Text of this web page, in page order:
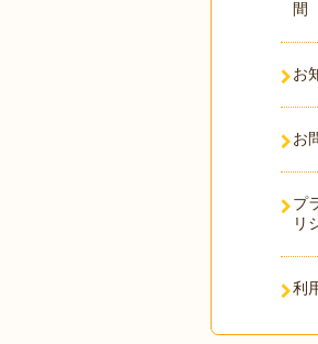
間
お
お
プ
リ
利